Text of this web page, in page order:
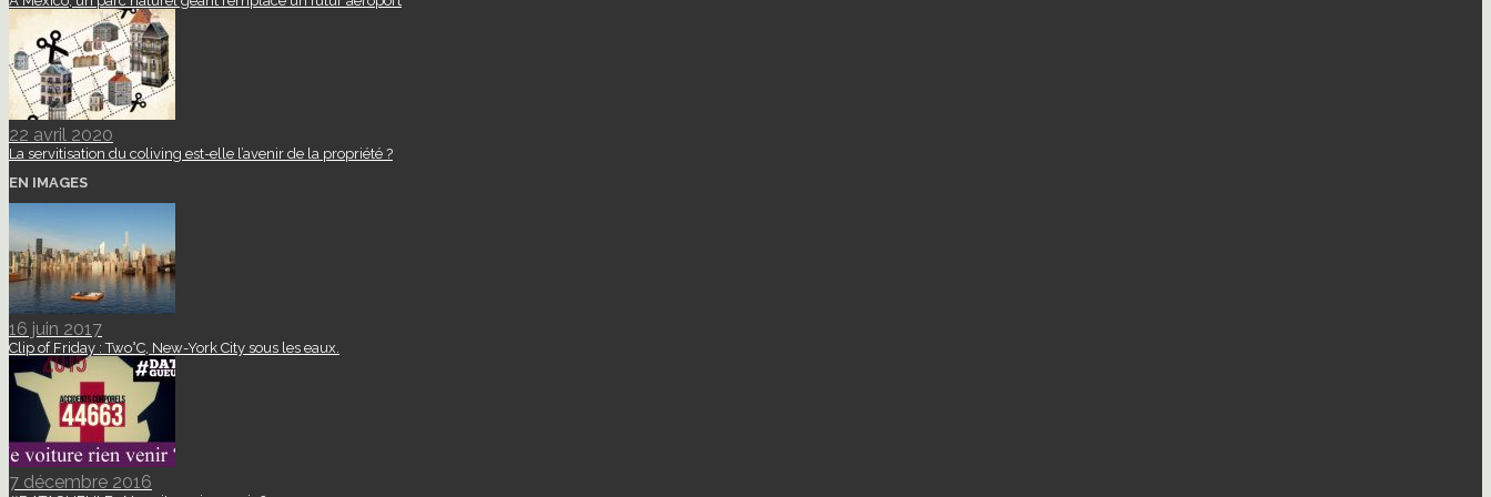
22 avril 2020
La servitisation du coliving est-elle l’avenir de la propriété ?
EN IMAGES
16 juin 2017
Clip of Friday : Two°C, New-York City sous les eaux.
7 décembre 2016